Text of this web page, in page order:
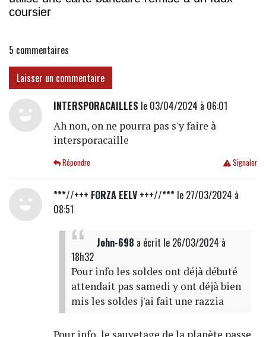
coursier
5 commentaires
Laisser un commentaire
INTERSPORACAILLES le 03/04/2024 à 06:01
Ah non, on ne pourra pas s'y faire à
intersporacaille
Signaler
Répondre
***//+++ FORZA EELV +++//***le 27/03/2024 à
08:51
John-698 a écrit le 26/03/2024 à
18h32
Pour info les soldes ont déjà débuté
attendait pas samedi y ont déjà bien
mis les soldes j'ai fait une razzia